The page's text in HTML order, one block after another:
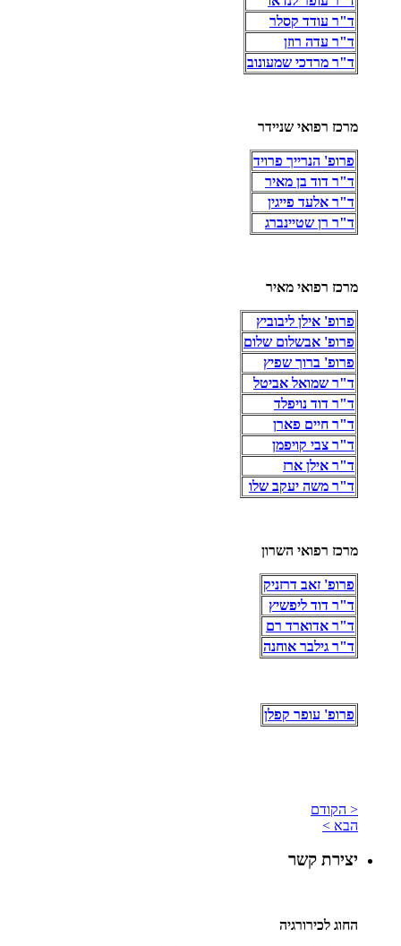
ד"ר עודד קסלר
ד"ר עדה רוזן
ד"ר מרדכי שמעונוב
מרכז רפואי שניידר
פרופ' הנרייך פרויד
ד"ר דוד בן מאיר
ד"ר אלעד פייגין
ד"ר רן שטיינברג
מרכז רפואי מאיר
פרופ' אילן ליבוביץ
פרופ' אבשלום שלום
פרופ' ברוך שפיץ
ד"ר שמואל אביטל
ד"ר דוד נויפלד
ד"ר חיים פארן
ד"ר צבי קויפמן
ד"ר אילן ארז
ד"ר משה יעקב שלו
מרכז רפואי השרון
פרופ' זאב דרזניק
ד"ר דוד ליפשיץ
ד"ר אדוארד רם
ד"ר גילבר אוחנה
פרופ' עופר קפלן
< הקודם
הבא >
יצירת קשר
החוג לכירורגיה